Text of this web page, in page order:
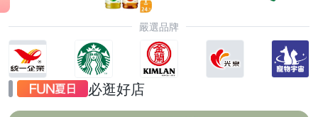
嚴選品牌
必逛好店